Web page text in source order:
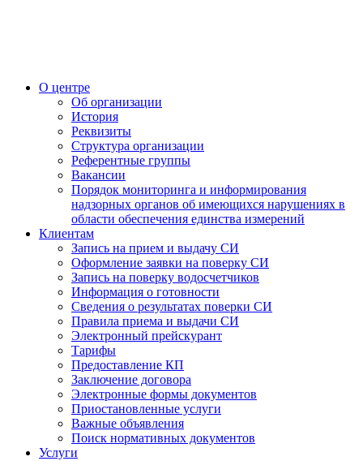
О центре
Об организации
История
Реквизиты
Структура организации
Референтные группы
Вакансии
Порядок мониторинга и информирования
надзорных органов об имеющихся нарушениях в
области обеспечения единства измерений
Клиентам
Запись на прием и выдачу СИ
Оформление заявки на поверку СИ
Запись на поверку водосчетчиков
Информация о готовности
Сведения о результатах поверки СИ
Правила приема и выдачи СИ
Электронный прейскурант
Тарифы
Предоставление КП
Заключение договора
Электронные формы документов
Приостановленные услуги
Важные объявления
Поиск нормативных документов
Услуги